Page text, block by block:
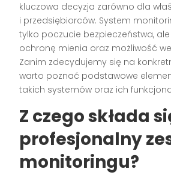
kluczowa decyzja zarówno dla
i przedsiębiorców. System
tylko poczucie bezpieczeństwa,
ochronę mienia oraz możliwość
Zanim zdecydujemy się na
warto poznać podstawowe
takich systemów oraz ich
Z czego składa
profesjonalny
monitoringu?